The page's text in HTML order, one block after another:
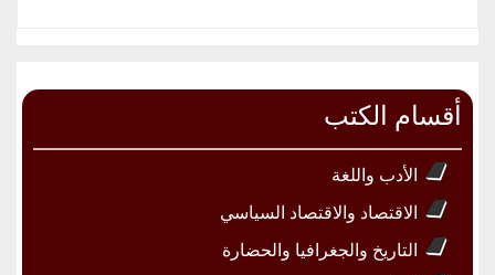
أقسام الكتب
الأدب واللغة
الاقتصاد والاقتصاد السياسي
التاريخ والجغرافيا والحضارة